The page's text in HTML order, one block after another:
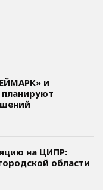
и
на ЦИПР:
области